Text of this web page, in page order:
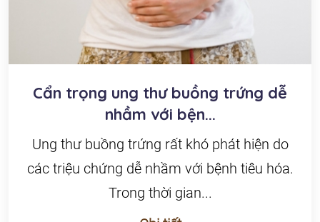
Cẩn trọng ung thư buồng trứng dễ
nhầm với bện...
Ung thư buồng trứng rất khó phát hiện do
các triệu chứng dễ nhầm với bệnh tiêu hóa.
Trong thời gian...